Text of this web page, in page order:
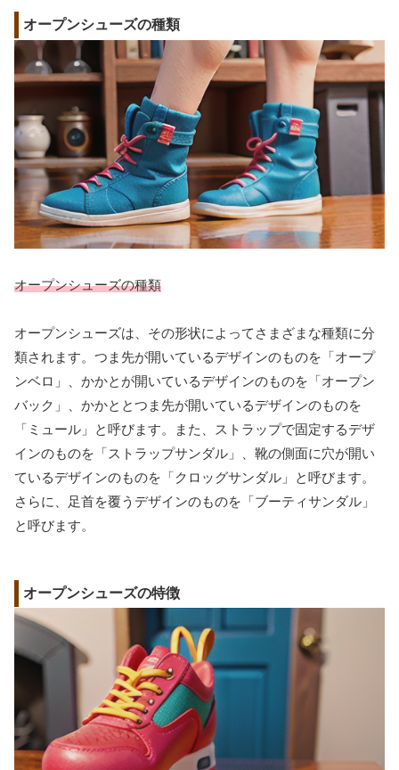
オープンシューズの種類
オープンシューズの種類
オープンシューズは、その形状によってさまざまな種類に分
類されます。つま先が開いているデザインのものを「オープ
ンベロ」、かかとが開いているデザインのものを「オープン
バック」、かかととつま先が開いているデザインのものを
「ミュール」と呼びます。また、ストラップで固定するデザ
インのものを「ストラップサンダル」、靴の側面に穴が開い
ているデザインのものを「クロッグサンダル」と呼びます。
さらに、足首を覆うデザインのものを「ブーティサンダル」
と呼びます。
オープンシューズの特徴